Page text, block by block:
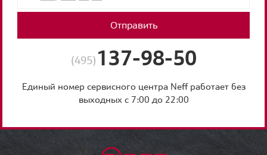
Отправить
(495) 137-98-50
Единый номер сервисного центра Neff работает без
выходных с 7:00 до 22:00